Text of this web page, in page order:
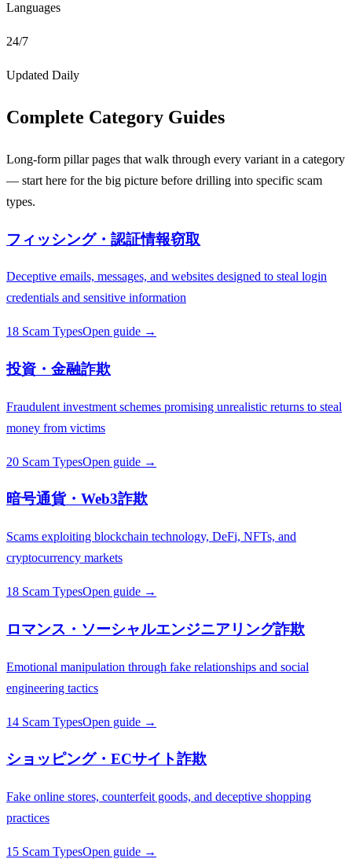
Languages
24/7
Updated Daily
Complete Category Guides
Long-form pillar pages that walk through every variant in a category
— start here for the big picture before drilling into specific scam
types.
フィッシング・認証情報窃取
Deceptive emails, messages, and websites designed to steal login
credentials and sensitive information
18 Scam TypesOpen guide →
投資・金融詐欺
Fraudulent investment schemes promising unrealistic returns to steal
money from victims
20 Scam TypesOpen guide →
暗号通貨・Web3詐欺
Scams exploiting blockchain technology, DeFi, NFTs, and
cryptocurrency markets
18 Scam TypesOpen guide →
ロマンス・ソーシャルエンジニアリング詐欺
Emotional manipulation through fake relationships and social
engineering tactics
14 Scam TypesOpen guide →
ショッピング・ECサイト詐欺
Fake online stores, counterfeit goods, and deceptive shopping
practices
15 Scam TypesOpen guide →